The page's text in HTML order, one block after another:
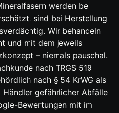
werden bei
sind bei Herstellung
Wir behandeln
und mit dem jeweils
– niemals pauschal.
nach TRGS 519
nach § 54 KrWG als
Händler gefährlicher Abfälle
Bewertungen mit im